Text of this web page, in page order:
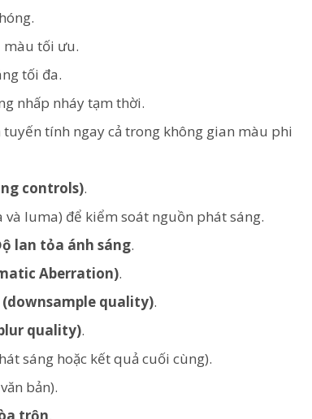
màu tối ưu.
tối đa.
nhấp nháy tạm thời.
tuyến tính ngay cả trong không gian màu phi
controls).
và luma) để kiểm soát nguồn phát sáng.
lan tỏa ánh sáng.
Aberration).
quality).
quality).
sáng hoặc kết quả cuối cùng).
bản).